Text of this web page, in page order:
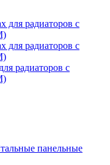
радиаторов с
панельные